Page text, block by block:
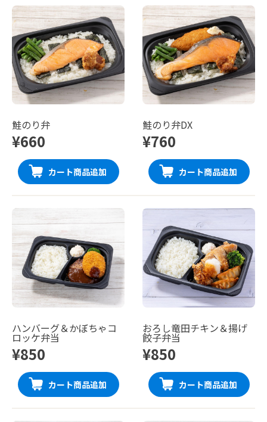
鮭のり弁
¥660
カート商品追加
鮭のり弁DX
¥760
カート商品追加
ハンバーグ＆かぼちゃコ
ロッケ弁当
¥850
カート商品追加
おろし竜田チキン＆揚げ
餃子弁当
¥850
カート商品追加